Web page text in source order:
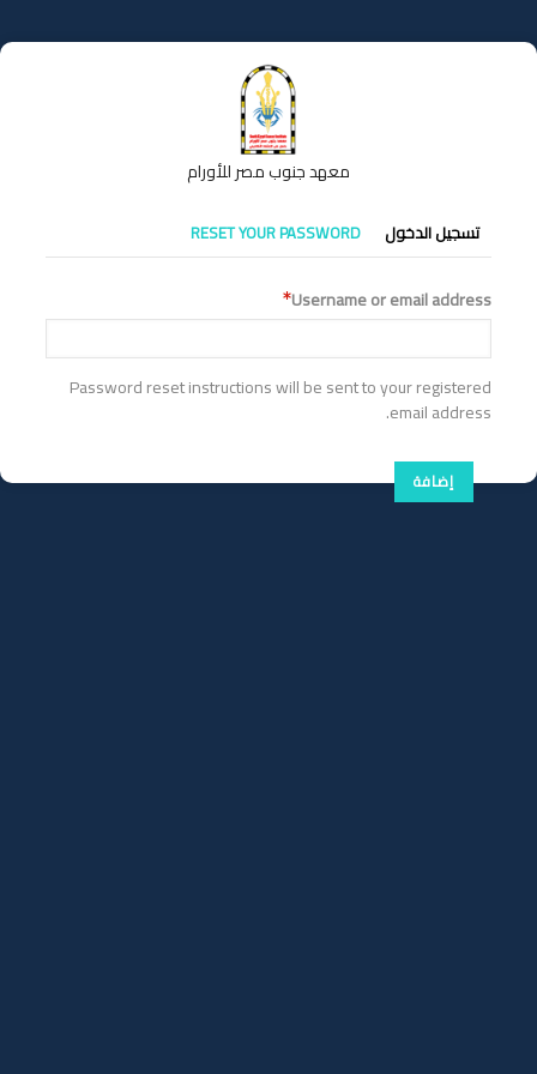
إلى
المحتوى
معهد جنوب مصر للأورام
التبويبات
الأساسية
تسجيل الدخول RESET YOUR PASSWORD
Username or email address
Password reset instructions will be sent to your registered
email address.